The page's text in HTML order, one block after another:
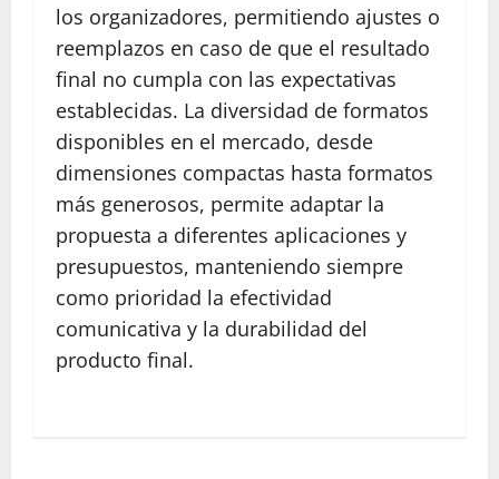
los organizadores, permitiendo ajustes o
reemplazos en caso de que el resultado
final no cumpla con las expectativas
establecidas. La diversidad de formatos
disponibles en el mercado, desde
dimensiones compactas hasta formatos
más generosos, permite adaptar la
propuesta a diferentes aplicaciones y
presupuestos, manteniendo siempre
como prioridad la efectividad
comunicativa y la durabilidad del
producto final.